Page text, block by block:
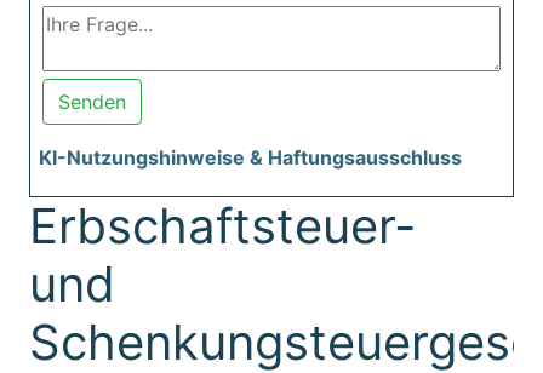
Senden
KI-Nutzungshinweise & Haftungsausschluss
Erbschaftsteuer-
und